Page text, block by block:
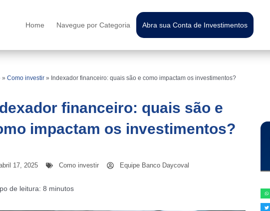
Home Navegue por Categoria Abra sua Conta de Investimentos
» Como investir» Indexador financeiro: quais são e como impactam os investimentos?
financeiro: quais são e
impactam os investimentos?
17, 2025 Como investir Equipe Banco Daycoval
de leitura: 8 minutos